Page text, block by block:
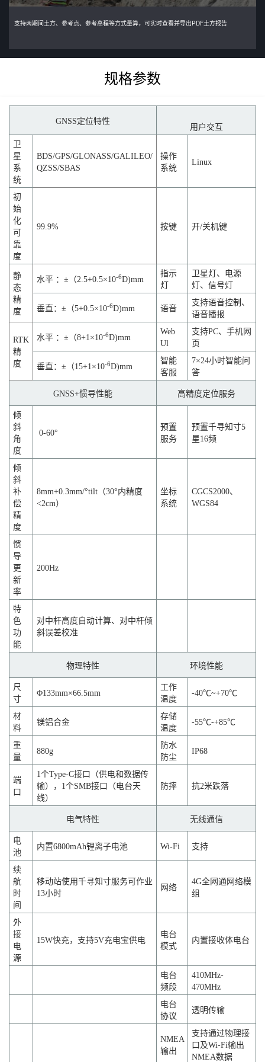
支持两期间土方、参考点、参考高程等方式量算，可实时查看并导出PDF土方报告
规格参数
GNSS定位特性
用户交互
卫
星
系
统
BDS/GPS/GLONASS/GALILEO/
QZSS/SBAS
操作
系统
Linux
初
始
化
可
靠
度
99.9% 按键 开/关机键
静
态
精
度
水平 ：±（2.5+0.5×10-6D)mm
指示
灯
卫星灯、电源
灯、信号灯
垂直：±（5+0.5×10-6D)mm 语音
支持语音控制、
语音播报
RTK
精
度
水平 ：±（8+1×10-6D)mm
Web
Ul
支持PC、手机网
页
垂直：±（15+1×10-6D)mm
智能
客服
7×24小时智能问
答
GNSS+惯导性能 高精度定位服务
倾
斜
角
度
0-60°
预置
服务
预置千寻知寸5
星16频
倾
斜
补
偿
精
度
8mm+0.3mm/°tilt（30°内精度
<2cm）
坐标
系统
CGCS2000、
WGS84
惯
导
更
新
率
200Hz
特
色
功
能
对中杆高度自动计算、对中杆倾
斜误差校准
物理特性 环境性能
尺
寸
Φ133mm×66.5mm
工作
温度
-40℃~+70℃
材
料
镁铝合金
存储
温度
-55℃-+85℃
重
量
880g
防水
防尘
IP68
端
口
1 个Type-C接口（供电和数据传
输）， 1 个SMB接口（电台天
线）
防摔 抗2米跌落
电气特性 无线通信
电
池
内置6800mAh锂离子电池 Wi-Fi 支持
续
航
时
间
移动站使用千寻知寸服务可作业
13小时
网络
4G全网通网络模
组
外
接
电
源
15W快充，支持5V充电宝供电
电台
模式
内置接收体电台
电台
频段
410MHz-
470MHz
电台
协议
透明传输
NMEA
输出
支持通过物理接
口及Wi-Fi输出
NMEA数据